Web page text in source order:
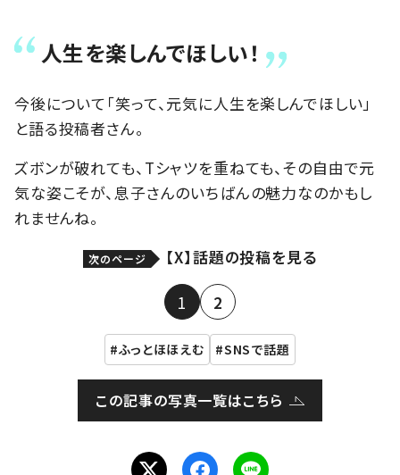
人生を楽しんでほしい！
今後について「笑って、元気に人生を楽しんでほしい」
と語る投稿者さん。
ズボンが破れても、Tシャツを重ねても、その自由で元
気な姿こそが、息子さんのいちばんの魅力なのかもし
れませんね。
次のページ 【X】話題の投稿を見る
1 2
ふっとほほえむ SNSで話題
この記事の写真一覧はこちら